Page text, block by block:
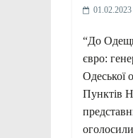
01.02.2023
“До
євро:
Одеської
Пунктів